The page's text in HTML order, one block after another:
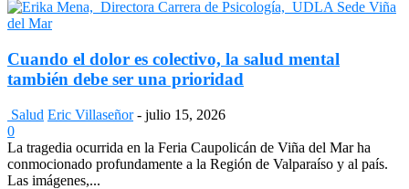
Cuando el dolor es colectivo, la salud mental
también debe ser una prioridad
Salud Eric Villaseñor - julio 15, 2026
0
La tragedia ocurrida en la Feria Caupolicán de Viña del Mar ha
conmocionado profundamente a la Región de Valparaíso y al país.
Las imágenes,...